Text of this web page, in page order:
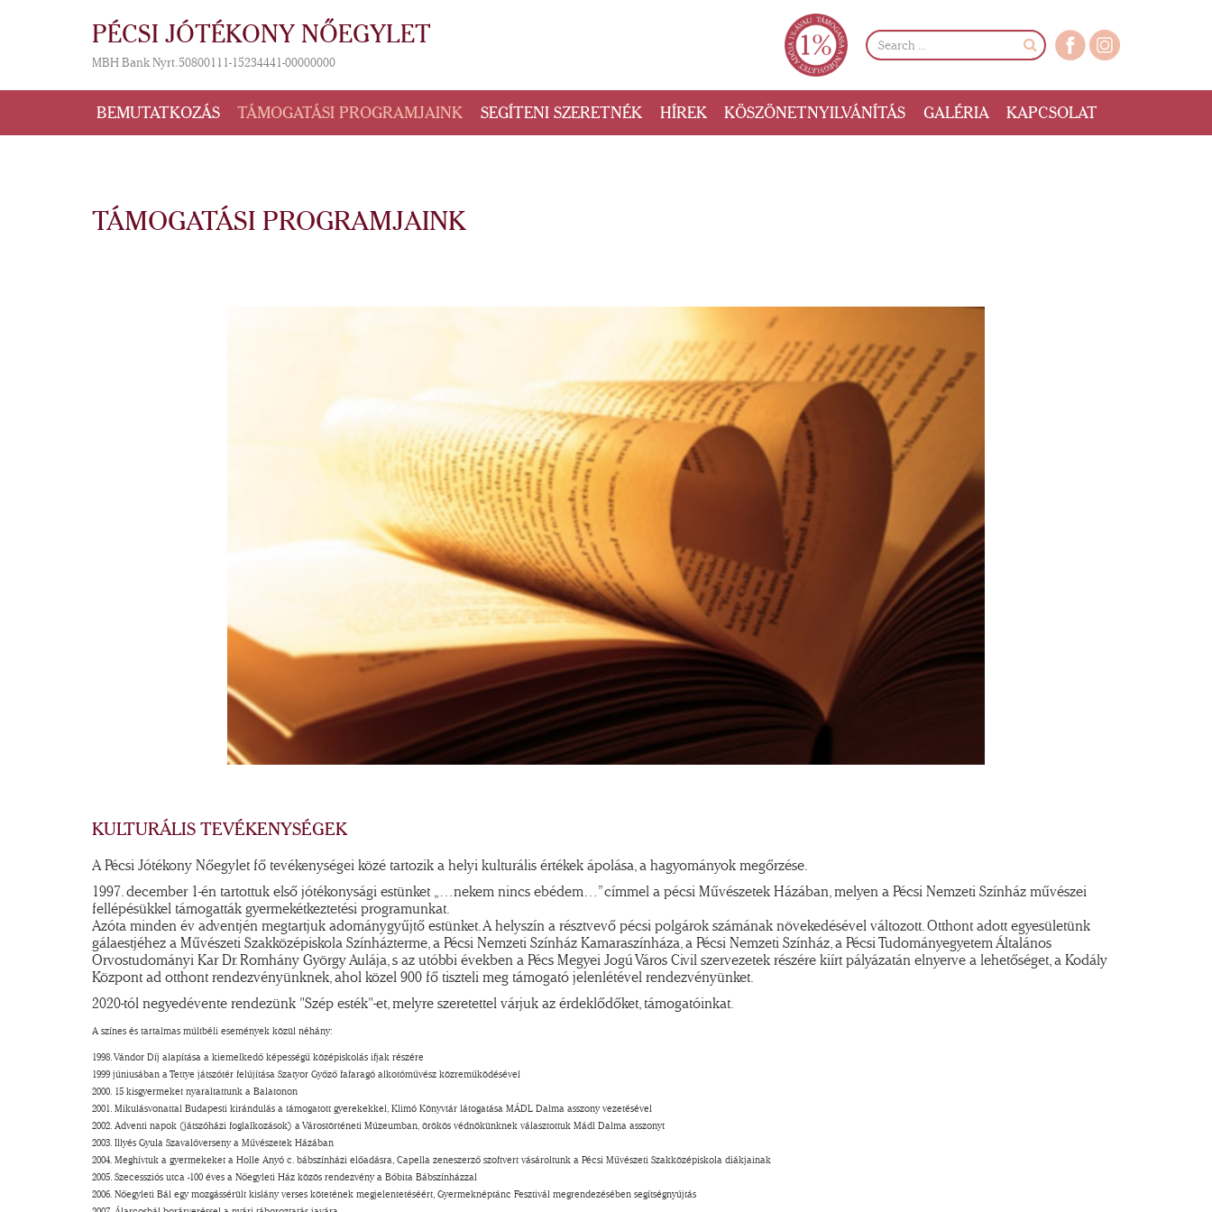
PÉCSI JÓTÉKONY NŐEGYLET
MBH Bank Nyrt. 50800111-15234441-00000000
BEMUTATKOZÁS TÁMOGATÁSI PROGRAMJAINK SEGÍTENI SZERETNÉK HÍREK KÖSZÖNETNYILVÁNÍTÁS GALÉRIA KAPCSOLAT
TÁMOGATÁSI PROGRAMJAINK
KULTURÁLIS TEVÉKENYSÉGEK
A Pécsi Jótékony Nőegylet fő tevékenységei közé tartozik a helyi kulturális értékek ápolása, a hagyományok megőrzése.
1997. december 1-én tartottuk első jótékonysági estünket „…nekem nincs ebédem…” címmel a pécsi Művészetek Házában, melyen a Pécsi Nemzeti Színház művészei
fellépésükkel támogatták gyermekétkeztetési programunkat.
Azóta minden év adventjén megtartjuk adománygyűjtő estünket. A helyszín a résztvevő pécsi polgárok számának növekedésével változott. Otthont adott egyesületünk
gálaestjéhez a Művészeti Szakközépiskola Színházterme, a Pécsi Nemzeti Színház Kamaraszínháza, a Pécsi Nemzeti Színház, a Pécsi Tudományegyetem Általános
Orvostudományi Kar Dr. Romhány György Aulája, s az utóbbi években a Pécs Megyei Jogú Város Civil szervezetek részére kiírt pályázatán elnyerve a lehetőséget, a Kodály
Központ ad otthont rendezvényünknek, ahol közel 900 fő tiszteli meg támogató jelenlétével rendezvényünket.
2020-tól negyedévente rendezünk "Szép esték"-et, melyre szeretettel várjuk az érdeklődőket, támogatóinkat.
A színes és tartalmas múltbéli események közül néhány:
1998. Vándor Díj alapítása a kiemelkedő képességű középiskolás ifjak részére
1999 júniusában a Tettye játszótér felújítása Szatyor Győző fafaragó alkotóművész közreműködésével
2000. 15 kisgyermeket nyaraltattunk a Balatonon
2001. Mikulásvonattal Budapesti kirándulás a támogatott gyerekekkel, Klimó Könyvtár látogatása MÁDL Dalma asszony vezetésével
2002. Adventi napok (játszóházi foglalkozások) a Várostörténeti Múzeumban, örökös védnökünknek választottuk Mádl Dalma asszonyt
2003. Illyés Gyula Szavalóverseny a Művészetek Házában
2004. Meghívtuk a gyermekeket a Holle Anyó c. bábszínházi előadásra, Capella zeneszerző szoftvert vásároltunk a Pécsi Művészeti Szakközépiskola diákjainak
2005. Szecessziós utca -100 éves a Nőegyleti Ház közös rendezvény a Bóbita Bábszínházzal
2006. Nőegyleti Bál egy mozgássérült kislány verses kötetének megjelentetéséért, Gyermeknéptánc Fesztivál megrendezésében segítségnyújtás